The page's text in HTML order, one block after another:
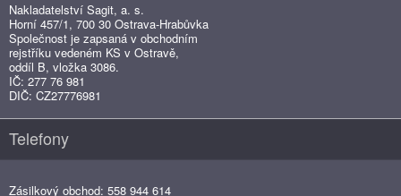
Nakladatelství Sagit, a. s.
Horní 457/1, 700 30 Ostrava-Hrabůvka
Společnost je zapsaná v obchodním
rejstříku vedeném KS v Ostravě,
oddíl B, vložka 3086.
IČ: 277 76 981
DIČ: CZ27776981
Telefony
Zásilkový obchod: 558 944 614